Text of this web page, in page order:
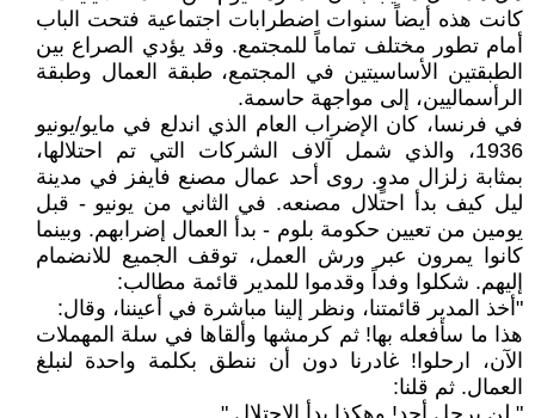
كانت هذه أيضاً سنوات اضطرابات اجتماعية فتحت الباب
أمام تطور مختلف تماماً للمجتمع. وقد يؤدي الصراع بين
الطبقتين الأساسيتين في المجتمع، طبقة العمال وطبقة
الرأسماليين، إلى مواجهة حاسمة.
في فرنسا، كان الإضراب العام الذي اندلع في مايو/يونيو
1936، والذي شمل آلاف الشركات التي تم احتلالها،
بمثابة زلزال مدوٍ. روى أحد عمال مصنع فايفز في مدينة
ليل كيف بدأ احتلال مصنعه. في الثاني من يونيو - قبل
يومين من تعيين حكومة بلوم - بدأ العمال إضرابهم. وبينما
كانوا يمرون عبر ورش العمل، توقف الجميع للانضمام
إليهم. شكلوا وفداً وقدموا للمدير قائمة مطالب:
"أخذ المدير قائمتنا، ونظر إلينا مباشرة في أعيننا، وقال:
هذا ما سأفعله بها! ثم كرمشها وألقاها في سلة المهملات
الآن، ارحلوا! غادرنا دون أن ننطق بكلمة واحدة لنبلغ
العمال. ثم قلنا: